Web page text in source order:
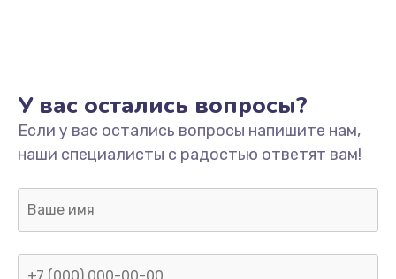
У вас остались вопросы?
Если у вас остались вопросы напишите нам,
наши специалисты с радостью ответят вам!